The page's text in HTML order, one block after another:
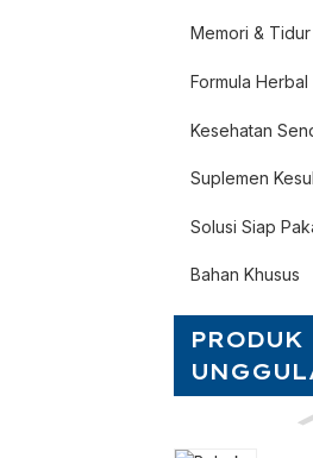
Memori & Tidur
Formula Herbal
Kesehatan
Suplemen
Solusi Siap
Bahan Khusus
PRODUK